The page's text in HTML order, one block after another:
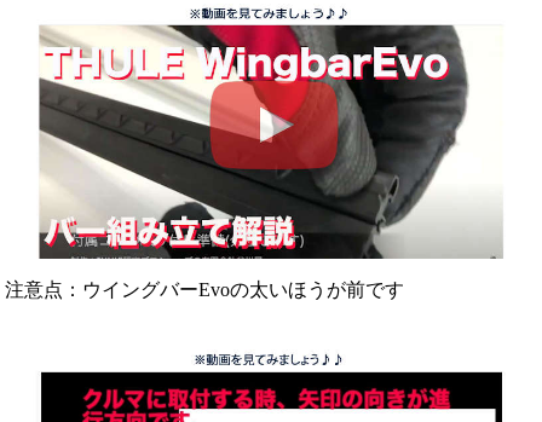
注意点：ウイングバーEvoの太いほうが前です